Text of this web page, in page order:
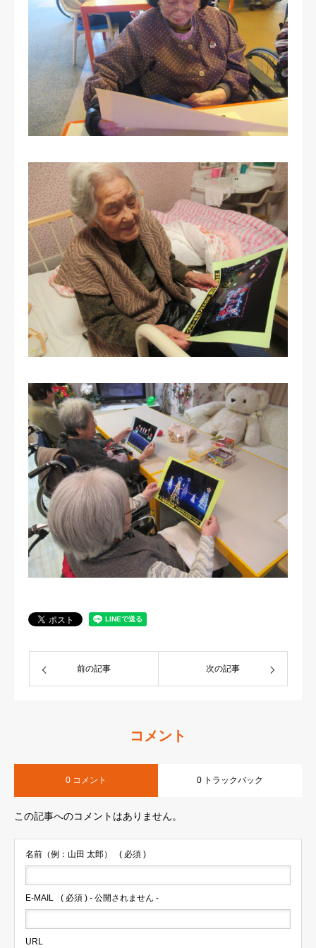
前の記事 次の記事
コメント
0 コメント 0 トラックバック
この記事へのコメントはありません。
名前（例：山田 太郎） ( 必須 )
E-MAIL ( 必須 ) - 公開されません -
URL